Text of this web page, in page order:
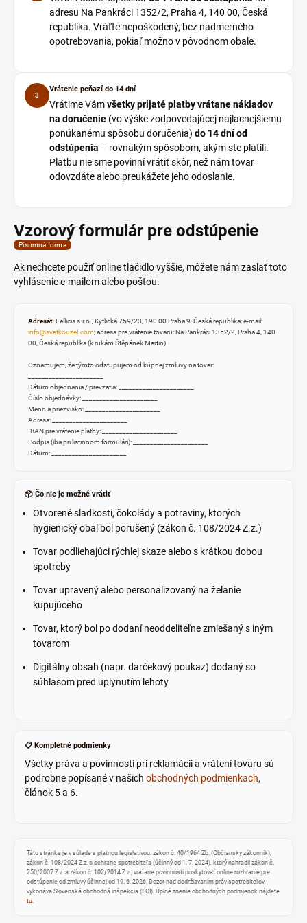
adresu Na Pankráci 1352/2, Praha 4, 140 00, Česká
republika. Vráťte nepoškodený, bez nadmerného
opotrebovania, pokiaľ možno v pôvodnom obale.
3
Vrátenie peňazí do 14 dní
Vrátime Vámvšetky prijaté platby vrátane nákladov
na doručenie (vo výške zodpovedajúcej najlacnejšiemu
ponúkanému spôsobu doručenia) do 14 dní od
odstúpenia – rovnakým spôsobom, akým ste platili.
Platbu nie sme povinní vrátiť skôr, než nám tovar
odovzdáte alebo preukážete jeho odoslanie.
Vzorový formulár pre odstúpenie
Písomná forma
Ak nechcete použiť online tlačidlo vyššie, môžete nám zaslať toto
vyhlásenie e-mailom alebo poštou.
Adresát:Fellicis s.r.o., Kytlická 759/23, 190 00 Praha 9, Česká republika; e-mail:
info@svetkouzel.com; adresa pre vrátenie tovaru: Na Pankráci 1352/2, Praha 4, 140
00, Česká republika (k rukám Štěpánek Martin)
Oznamujem, že týmto odstupujem od kúpnej zmluvy na tovar:
Dátum objednania / prevzatia: ______________________
Číslo objednávky: ______________________
Meno a priezvisko: ______________________
Adresa: ______________________
IBAN pre vrátenie platby: ______________________
Podpis (iba pri listinnom formulári): ______________________
Dátum: ______________________
📦 Čo nie je možné vrátiť
Otvorené sladkosti, čokolády a potraviny, ktorých
hygienický obal bol porušený (zákon č. 108/2024 Z.z.)
Tovar podliehajúci rýchlej skaze alebo s krátkou dobou
spotreby
Tovar upravený alebo personalizovaný na želanie
kupujúceho
Tovar, ktorý bol po dodaní neoddeliteľne zmiešaný s iným
tovarom
Digitálny obsah (napr. darčekový poukaz) dodaný so
súhlasom pred uplynutím lehoty
📋 Kompletné podmienky
Všetky práva a povinnosti pri reklamácii a vrátení tovaru sú
podrobne popísané v našich obchodných podmienkach,
článok 5 a 6.
Táto stránka je v súlade s platnou legislatívou: zákon č. 40/1964 Zb. (Občiansky zákonník),
zákon č. 108/2024 Z.z. o ochrane spotrebiteľa (účinný od 1. 7. 2024), ktorý nahradil zákon č.
250/2007 Z.z. a zákon č. 102/2014 Z.z., vrátane povinnosti poskytovať online rozhranie pre
odstúpenie od zmluvy účinnej od 19. 6. 2026. Dozor nad dodržiavaním práv spotrebiteľov
vykonáva Slovenská obchodná inšpekcia (SOI). Úplné znenie obchodných podmienok nájdete
tu.